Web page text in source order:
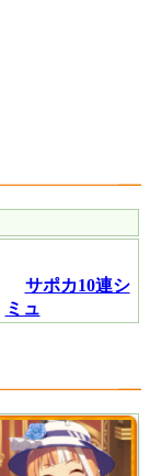
サポカ10連シ
ミュ